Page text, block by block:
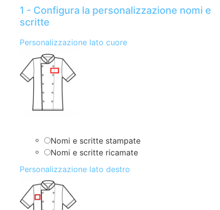
1 - Configura la personalizzazione nomi e
scritte
Personalizzazione lato cuore
Nomi e scritte stampate
Nomi e scritte ricamate
Personalizzazione lato destro